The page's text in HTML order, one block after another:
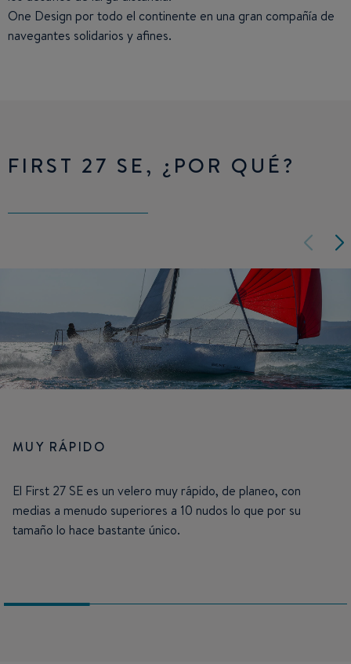
One Design por todo el continente en una gran compañía de
navegantes solidarios y afines.
FIRST 27 SE, ¿POR QUÉ?
MUY RÁPIDO
El First 27 SE es un velero muy rápido, de planeo, con
medias a menudo superiores a 10 nudos lo que por su
tamaño lo hace bastante único.